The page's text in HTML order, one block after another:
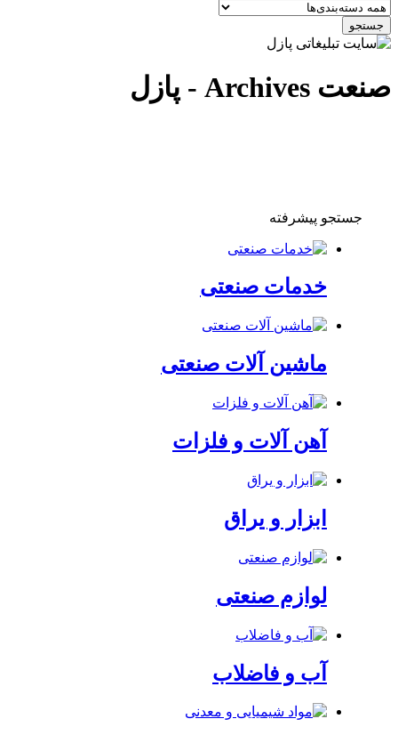
جستجو
صنعت Archives - پازل
جستجو پیشرفته
خدمات صنعتی
ماشین آلات صنعتی
آهن آلات و فلزات
ابزار و یراق
لوازم صنعتی
آب و فاضلاب